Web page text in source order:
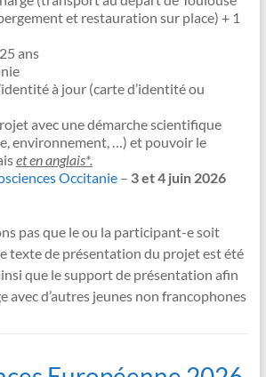
et restauration sur place) + 1
ans
à jour (carte d’identité ou
avec une démarche scientifique
environnement, …) et pouvoir le
et en anglais*.
Occitanie– 3 et 4 juin 2026
pas que le ou la participant-e soit
texte de présentation du projet est été
que le support de présentation afin
avec d’autres jeunes non francophones